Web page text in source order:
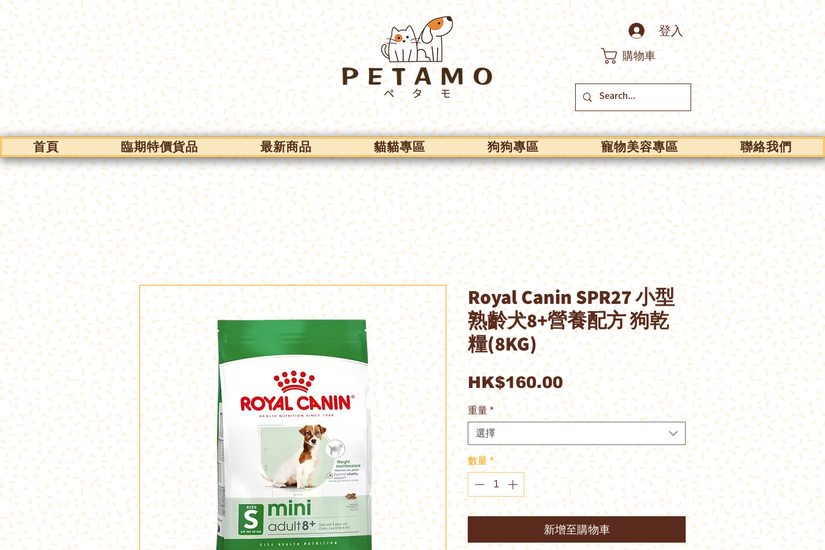
登入
購物車
首頁 臨期特價貨品 最新商品 貓貓專區 狗狗專區 寵物美容專區 聯絡我們
Royal Canin SPR27 小型
熟齡犬8+營養配方 狗乾
糧(8KG)
HK$160.00價
格
重量 *
選擇
數量 *
新增至購物車